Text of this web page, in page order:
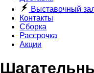
Выставочный
Контакты
Сборка
Рассрочка
Акции